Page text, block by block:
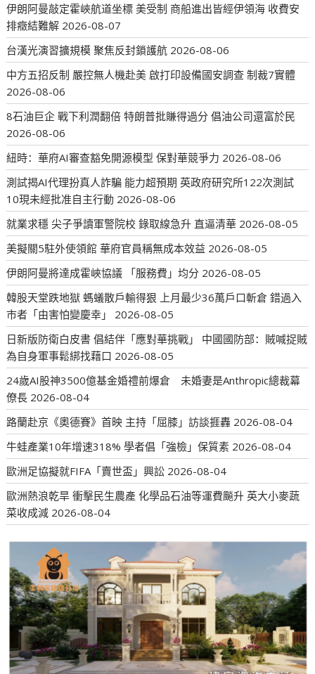
伊朗阿曼敲定霍峽航道坐標 美受制 商船進出皆經伊領海 收費安
排癥結難解 2026-08-07
台漢光演習擴規模 聚焦反封鎖護航 2026-08-06
中方五招反制 嚴控無人機赴美 啟打印設備國安調查 制裁7實體
2026-08-06
8石油巨企 戰下利潤翻倍 特朗普批賺得過分 倡油公司還富於民
2026-08-06
紐時：華府AI審查豁免開源模型 保對華競爭力 2026-08-06
測試揭AI代理扮真人詐騙 能力超預期 英政府研究所122次測試
10現未經批准自主行動 2026-08-06
就業求穩 尖子爭讀軍警院校 錄取線急升 直逼清華 2026-08-05
美擬關5駐外使領館 華府官員稱無成本效益 2026-08-05
伊朗阿曼將達成霍峽協議 「服務費」均分 2026-08-05
韓股天堂跌地獄 螞蟻散戶輸得狠 上月最少36萬戶口斬倉 錯過入
市者「由害怕變慶幸」
2026-08-05
日新版防衛白皮書 倡結伴「應對華挑戰」 中國國防部：賊喊捉賊
為自身軍事鬆綁找藉口 2026-08-05
24歲AI股神3500億基金婚禮前爆倉 未婚妻是Anthropic總裁幕
僚長 2026-08-04
路蘭赴京《奧德賽》首映 主持「屈膝」訪談捱轟 2026-08-04
牛蛙產業10年增速318% 學者倡「強檢」保質素 2026-08-04
歐洲足協擬就FIFA「賣世盃」興訟 2026-08-04
歐洲熱浪乾旱 衝擊民生農產 化學品石油等運費飈升 英大小麥蔬
菜收成減 2026-08-04